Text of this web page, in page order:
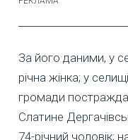
За його даними, у
річна жінка; у
громади
Слатине
74-річний чоловік;